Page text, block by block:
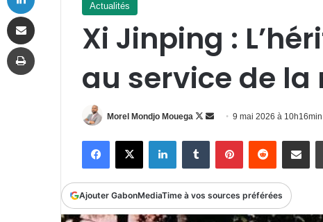
Actualités
Xi Jinping :
au service de la
Morel Mondjo Mouega
Follow
Envoyer
courriel
9 mai 2026 à 10h16min
FacebookX LinkedinTumblr PinterestReddit Partager
Ajouter GabonMediaTime à vos sources préférées